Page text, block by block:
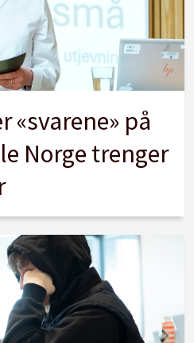
«svarene» på
Norge trenger